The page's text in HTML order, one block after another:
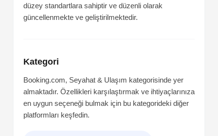
düzey standartlara sahiptir ve düzenli olarak
güncellenmekte ve geliştirilmektedir.
Kategori
Booking.com, Seyahat & Ulaşım kategorisinde yer
almaktadır. Özellikleri karşılaştırmak ve ihtiyaçlarınıza
en uygun seçeneği bulmak için bu kategorideki diğer
platformları keşfedin.